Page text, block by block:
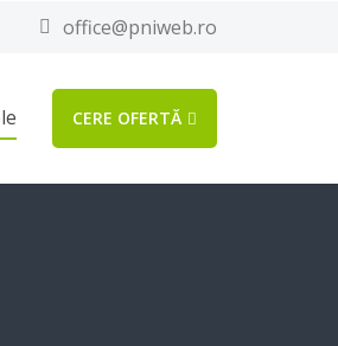
office@pniweb.ro
CERE OFERTĂ